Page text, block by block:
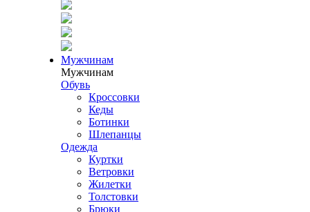
Мужчинам
Мужчинам
Обувь
Кроссовки
Кеды
Ботинки
Шлепанцы
Одежда
Куртки
Ветровки
Жилетки
Толстовки
Брюки